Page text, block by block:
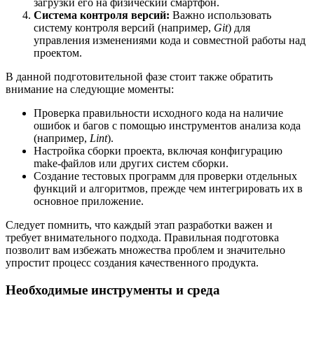
загрузки его на физический смартфон.
Система контроля версий: Важно использовать
систему контроля версий (например, Git) для
управления изменениями кода и совместной работы над
проектом.
В данной подготовительной фазе стоит также обратить
внимание на следующие моменты:
Проверка правильности исходного кода на наличие
ошибок и багов с помощью инструментов анализа кода
(например, Lint).
Настройка сборки проекта, включая конфигурацию
make-файлов или других систем сборки.
Создание тестовых программ для проверки отдельных
функций и алгоритмов, прежде чем интегрировать их в
основное приложение.
Следует помнить, что каждый этап разработки важен и
требует внимательного подхода. Правильная подготовка
позволит вам избежать множества проблем и значительно
упростит процесс создания качественного продукта.
Необходимые инструменты и среда